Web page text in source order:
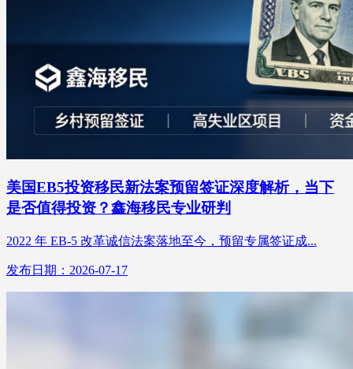
美国EB5投资移民新法案预留签证深度解析，当下
是否值得投资？鑫海移民专业研判
2022 年 EB-5 改革诚信法案落地至今，预留专属签证成...
发布日期：2026-07-17